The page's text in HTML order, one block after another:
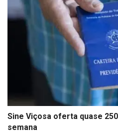
Sine Viçosa oferta quase
semana